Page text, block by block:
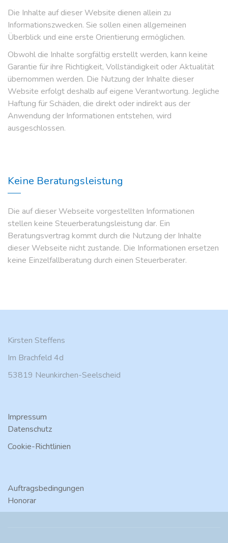
Die Inhalte auf dieser Website dienen allein zu
Informationszwecken. Sie sollen einen allgemeinen
Überblick und eine erste Orientierung ermöglichen.
Obwohl die Inhalte sorgfältig erstellt werden, kann keine
Garantie für ihre Richtigkeit, Vollständigkeit oder Aktualität
übernommen werden. Die Nutzung der Inhalte dieser
Website erfolgt deshalb auf eigene Verantwortung. Jegliche
Haftung für Schäden, die direkt oder indirekt aus der
Anwendung der Informationen entstehen, wird
ausgeschlossen.
Keine Beratungsleistung
Die auf dieser Webseite vorgestellten Informationen
stellen keine Steuerberatungsleistung dar. Ein
Beratungsvertrag kommt durch die Nutzung der Inhalte
dieser Webseite nicht zustande. Die Informationen ersetzen
keine Einzelfallberatung durch einen Steuerberater.
Kirsten Steffens
Im Brachfeld 4d
53819 Neunkirchen-Seelscheid
Impressum
Datenschutz
Cookie-Richtlinien
Auftragsbedingungen
Honorar